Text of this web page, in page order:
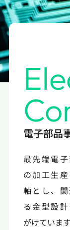
電子部品
最先端電子
の加工生
軸とし、関
る金型設
がけていま